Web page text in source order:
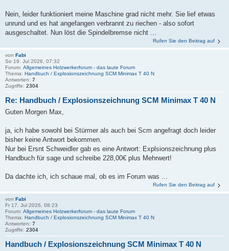
Nein, leider funktioniert meine Maschine grad nicht mehr. Sie lief etwas
unrund und es hat angefangen verbrannt zu riechen - also sofort
ausgeschaltet. Nun löst die Spindelbremse nicht ...
Rufen Sie den Beitrag auf
von Fabi
So 19. Jul 2026, 07:32
Forum: Allgemeines Holzwerkerforum - das laute Forum
Thema: Handbuch / Explosionszeichnung SCM Minimax T 40 N
Antworten: 7
Zugriffe: 2304
Re: Handbuch / Explosionszeichnung SCM Minimax T 40 N
Guten Morgen Max,
ja, ich habe sowohl bei Stürmer als auch bei Scm angefragt doch leider
bisher keine Antwort bekommen.
Nur bei Ersnt Schweidler gab es eine Antwort: Explsionszeichnung plus
Handbuch für sage und schreibe 228,00€ plus Mehrwert!
Da dachte ich, ich schaue mal, ob es im Forum was ...
Rufen Sie den Beitrag auf
von Fabi
Fr 17. Jul 2026, 08:23
Forum: Allgemeines Holzwerkerforum - das laute Forum
Thema: Handbuch / Explosionszeichnung SCM Minimax T 40 N
Antworten: 7
Zugriffe: 2304
Handbuch / Explosionszeichnung SCM Minimax T 40 N